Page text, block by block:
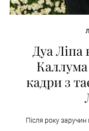
Дуа
кадри з
Після року